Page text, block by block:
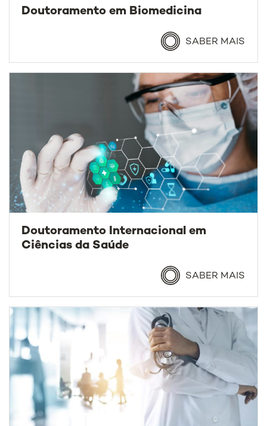
Doutoramento em Biomedicina
SABER MAIS
Doutoramento Internacional em
Ciências da Saúde
SABER MAIS